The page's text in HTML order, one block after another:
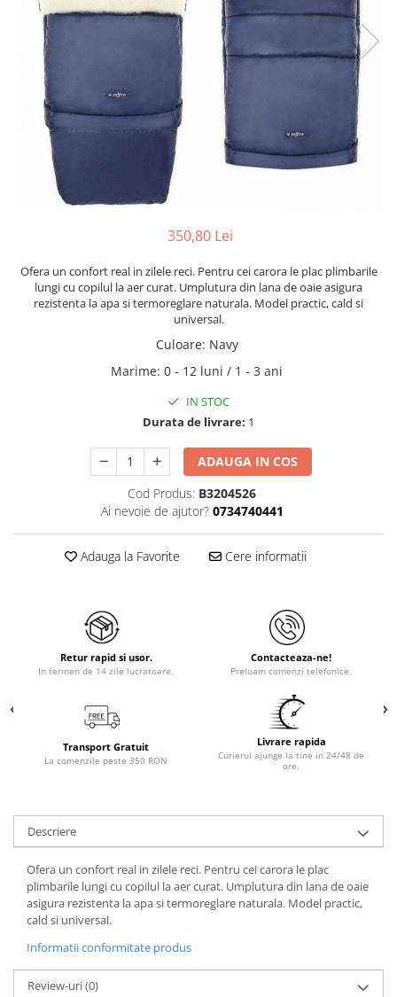
350,80 Lei
Ofera un confort real in zilele reci. Pentru cei carora le plac plimbarile
lungi cu copilul la aer curat. Umplutura din lana de oaie asigura
rezistenta la apa si termoreglare naturala. Model practic, cald si
universal.
Culoare: Navy
Marime: 0 - 12 luni / 1 - 3 ani
IN STOC
Durata de livrare: 1
ADAUGA IN COS
Cod Produs: B3204526
Ai nevoie de ajutor? 0734740441
Adauga la Favorite Cere informatii
Retur rapid si usor.
In termen de 14 zile lucratoare.
Contacteaza-ne!
Preluam comenzi telefonice.
Transport Gratuit
La comenzile peste 350 RON
Livrare rapida
Curierul ajunge la tine in 24/48 de
ore.
Descriere
Ofera un confort real in zilele reci. Pentru cei carora le plac
plimbarile lungi cu copilul la aer curat. Umplutura din lana de oaie
asigura rezistenta la apa si termoreglare naturala. Model practic,
cald si universal.
Informatii conformitate produs
Review-uri(0)